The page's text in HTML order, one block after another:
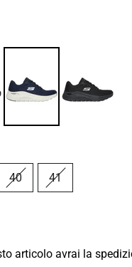
40 41
articolo avrai la